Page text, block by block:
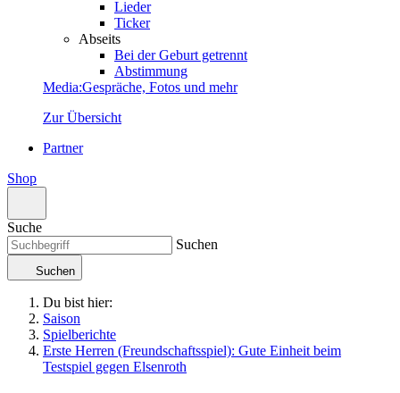
Lieder
Ticker
Abseits
Bei der Geburt getrennt
Abstimmung
Media:Gespräche, Fotos und mehr
Zur Übersicht
Partner
Shop
Suche
Suchen
Suchen
Du bist hier:
Saison
Spielberichte
Erste Herren (Freundschaftsspiel): Gute Einheit beim
Testspiel gegen Elsenroth